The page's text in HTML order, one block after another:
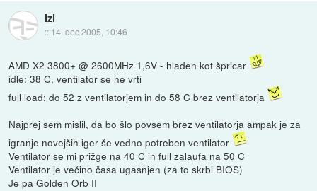
Izi
:: 14. dec 2005, 10:46
AMD X2 3800+ @ 2600MHz 1,6V - hladen kot špricar
idle: 38 C, ventilator se ne vrti
full load: do 52 z ventilatorjem in do 58 C brez ventilatorja
Najprej sem mislil, da bo šlo povsem brez ventilatorja ampak je za
igranje novejših iger še vedno potreben ventilator
Ventilator se mi prižge na 40 C in full zalaufa na 50 C
Ventilator je večino časa ugasnjen (za to skrbi BIOS)
Je pa Golden Orb II